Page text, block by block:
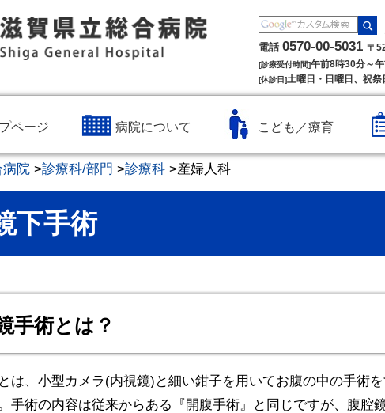
電話 0570-00-5031 〒
[診療受付時間]午前8時30分～
[休診日]土曜日・日曜日、祝祭
ページ 病院について こども／療育
病院 >診療科/部門 >診療科 >産婦人科
下手術
手術とは？
は、小型カメラ(内視鏡)と細い鉗子を用いてお腹の中の手術
手術の内容は従来からある『開腹手術』と同じですが、腹腔